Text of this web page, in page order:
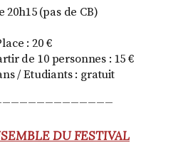
20h15 (pas de CB)
: 20 €
de 10 personnes : 15 €
/ Etudiants : gratuit
DU FESTIVAL